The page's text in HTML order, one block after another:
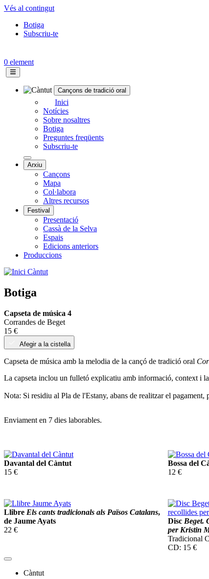
Vés al contingut
Topbar
Botiga
Subscriu-te
0 element
Navegació
principal
Cançons de tradició oral
Inici
Notícies
Sobre nosaltres
Botiga
Preguntes freqüents
Subscriu-te
Arxiu
Cançons
Mapa
Col·labora
Altres recursos
Festival
Presentació
Cassà de la Selva
Espais
Edicions anteriors
Produccions
Càntut
Botiga
Títol
visible
Capseta de música 4
Corrandes de Beget
Unitats
en
estoc
15 €
Afegir a la cistella
Capseta de música amb la melodia de la cançó de tradició oral
La capseta inclou un fulletó explicatiu amb informació, context i
Nota: Si residiu al Pla de l'Estany, abans de realitzar el pagament,
Descripció
Enviament en 7 dies laborables.
Davantal del Càntut
15 €
Bossa del
12 €
Llibre Els cants tradicionals als Països Catalans,
de Jaume Ayats
22 €
Disc Beget.
per Kristin
Tradicional
CD: 15 €
Càntut